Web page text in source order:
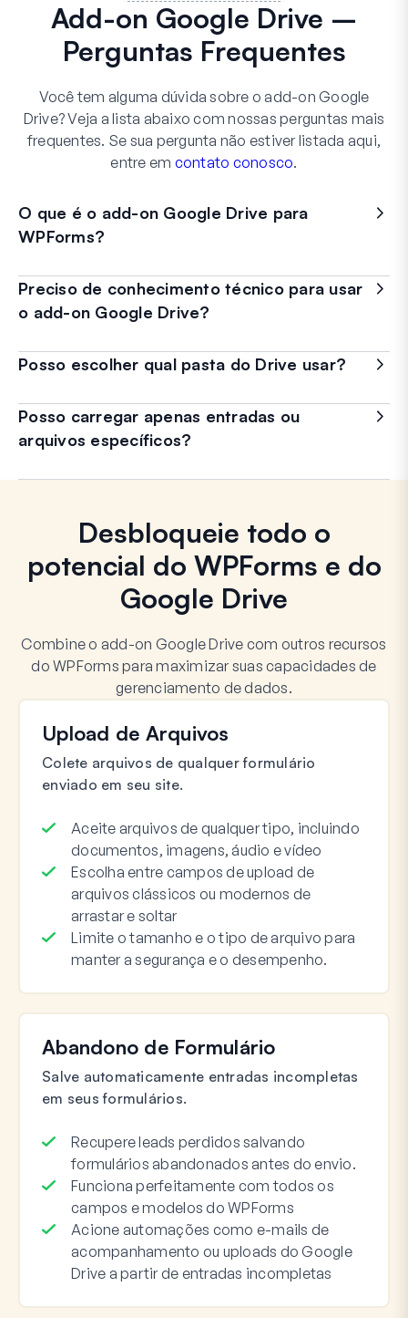
Add-on Google Drive –
Perguntas Frequentes
Você tem alguma dúvida sobre o add-on Google
Drive? Veja a lista abaixo com nossas perguntas mais
frequentes. Se sua pergunta não estiver listada aqui,
entre em contato conosco.
O que é o add-on Google Drive para
WPForms?
Preciso de conhecimento técnico para usar
o add-on Google Drive?
Posso escolher qual pasta do Drive usar?
Posso carregar apenas entradas ou
arquivos específicos?
Desbloqueie todo o
potencial do WPForms e do
Google Drive
Combine o add-on Google Drive com outros recursos
do WPForms para maximizar suas capacidades de
gerenciamento de dados.
Upload de Arquivos
Colete arquivos de qualquer formulário
enviado em seu site.
Aceite arquivos de qualquer tipo, incluindo
documentos, imagens, áudio e vídeo
Escolha entre campos de upload de
arquivos clássicos ou modernos de
arrastar e soltar
Limite o tamanho e o tipo de arquivo para
manter a segurança e o desempenho.
Abandono de Formulário
Salve automaticamente entradas incompletas
em seus formulários.
Recupere leads perdidos salvando
formulários abandonados antes do envio.
Funciona perfeitamente com todos os
campos e modelos do WPForms
Acione automações como e-mails de
acompanhamento ou uploads do Google
Drive a partir de entradas incompletas